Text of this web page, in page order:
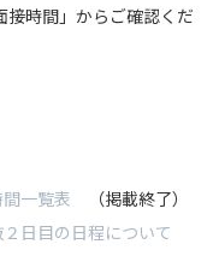
間」からご確認くだ
一覧表 （掲載終了）
日目の日程について